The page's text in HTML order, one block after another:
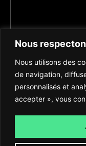
Nous
Nous utilisons des
de navigation,
personnalisés et
accepter », vous
Recevez